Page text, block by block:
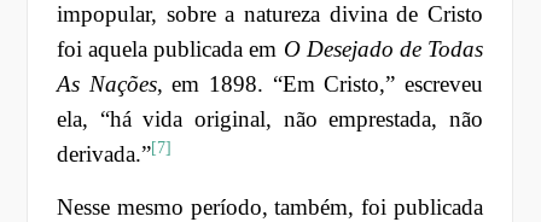
impopular, sobre a natureza divina de Cristo
foi aquela publicada em O Desejado de Todas
As Nações, em 1898. “Em Cristo,” escreveu
ela, “há vida original, não emprestada, não
derivada.”[7]
Nesse mesmo período, também, foi publicada